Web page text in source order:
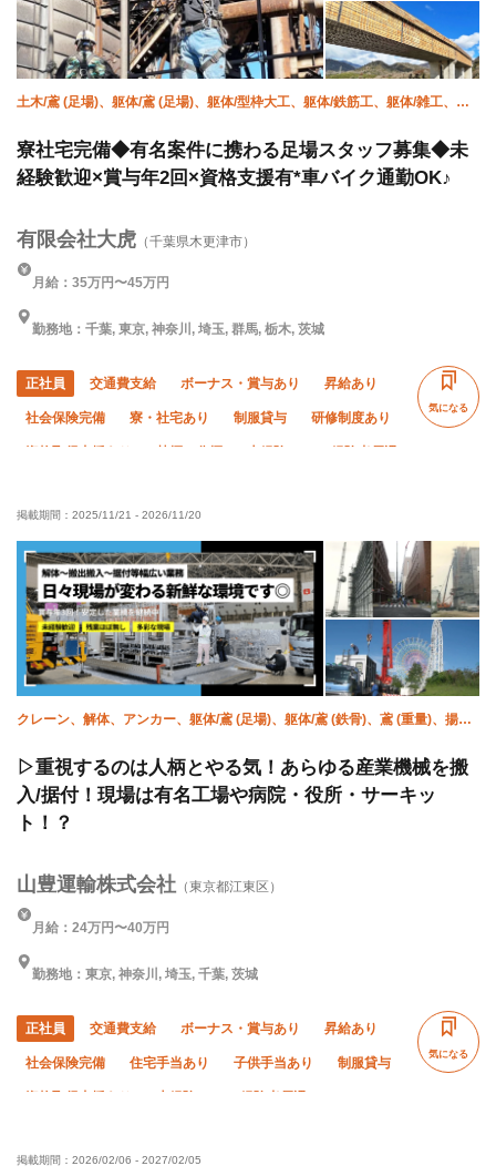
土木/鳶 (足場)、躯体/鳶 (足場)、躯体/型枠大工、躯体/鉄筋工、躯体/雑工、鳶
寮社宅完備◆有名案件に携わる足場スタッフ募集◆未
経験歓迎×賞与年2回×資格支援有*車バイク通勤OK♪
有限会社大虎 （千葉県木更津市）
月給：35万円〜45万円
勤務地：千葉, 東京, 神奈川, 埼玉, 群馬, 栃木, 茨城
正社員 交通費支給 ボーナス・賞与あり 昇給あり
社会保険完備 寮・社宅あり 制服貸与 研修制度あり
資格取得支援あり 禁煙・分煙 未経験OK 経験者優遇
夜勤あり 転勤なし 夏季休暇
車・バイク通勤OK
気になる
掲載期間： 2025/11/21 - 2026/11/20
クレーン、解体、アンカー、躯体/鳶 (足場)、躯体/鳶 (鉄骨)、鳶 (重量)、揚
▷重視するのは人柄とやる気！あらゆる産業機械を搬
入/据付！現場は有名工場や病院・役所・サーキッ
ト！？
山豊運輸株式会社 （東京都江東区）
月給：24万円〜40万円
勤務地：東京, 神奈川, 埼玉, 千葉, 茨城
正社員 交通費支給 ボーナス・賞与あり 昇給あり
社会保険完備 住宅手当あり 子供手当あり 制服貸与
残業ゼロ 残業月10時間以下
気になる
掲載期間： 2026/02/06 - 2027/02/05